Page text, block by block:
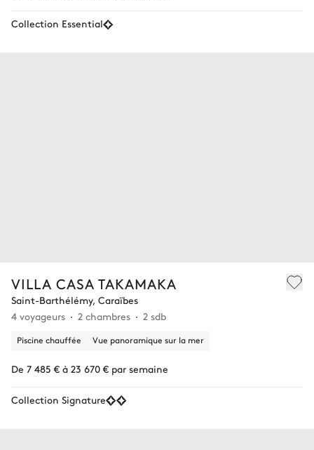
Collection Essential
VILLA CASA TAKAMAKA
Saint-Barthélémy, Caraïbes
4 voyageurs
2 chambres 2 sdb
Piscine chauffée Vue panoramique sur la mer
De 7 485 € à 23 670 € par semaine
Collection Signature